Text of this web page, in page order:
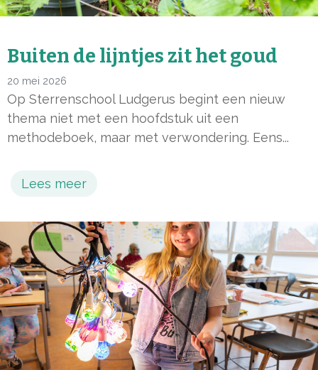
Buiten de lijntjes zit het goud
20 mei 2026
Op Sterrenschool Ludgerus begint een nieuw
thema niet met een hoofdstuk uit een
methodeboek, maar met verwondering. Eens...
Lees meer